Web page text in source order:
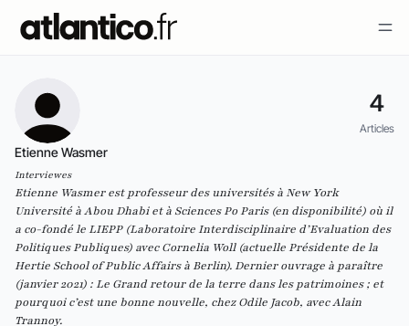
4
Articles
Etienne Wasmer
Interviewes
Etienne Wasmer est professeur des universités à New York
Université à Abou Dhabi et à Sciences Po Paris (en disponibilité) où il
a co-fondé le LIEPP (Laboratoire Interdisciplinaire d’Evaluation des
Politiques Publiques) avec Cornelia Woll (actuelle Présidente de la
Hertie School of Public Affairs à Berlin). Dernierouvrage à paraître
(janvier 2021) : Le Grand retour de la terre dans les patrimoines ; et
pourquoi c’est une bonne nouvelle, chez Odile Jacob, avec Alain
Trannoy.